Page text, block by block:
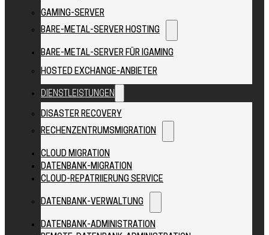
GAMING-SERVER
BARE-METAL-SERVER HOSTING
BARE-METAL-SERVER FÜR IGAMING
HOSTED EXCHANGE-ANBIETER
DIENSTLEISTUNGEN
DISASTER RECOVERY
RECHENZENTRUMSMIGRATION
CLOUD MIGRATION
DATENBANK-MIGRATION
CLOUD-REPATRIIERUNG SERVICE
DATENBANK-VERWALTUNG
DATENBANK-ADMINISTRATION